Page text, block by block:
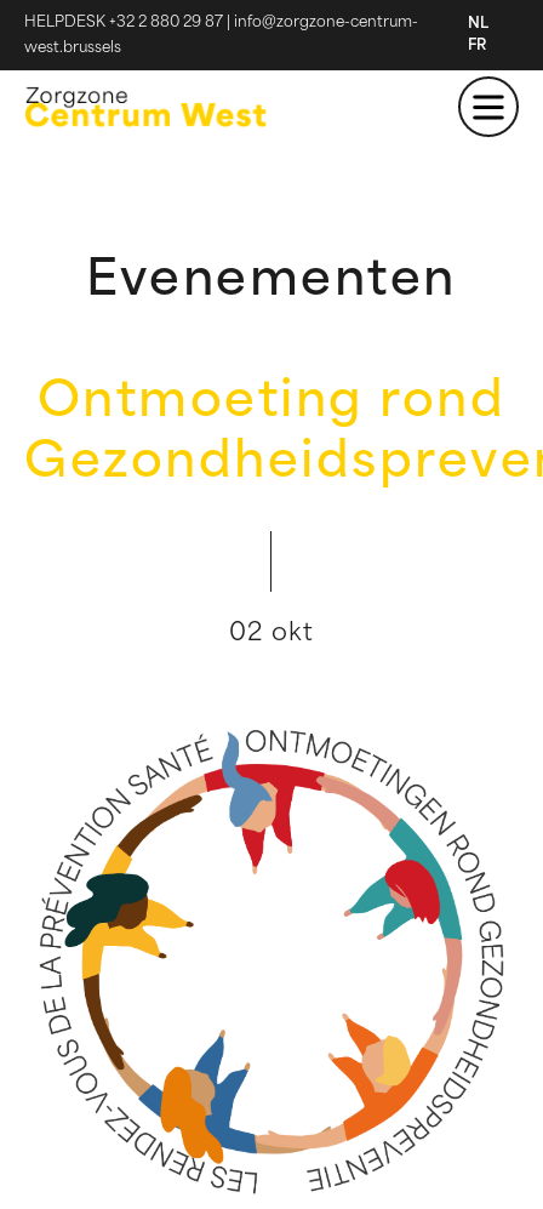
HELPDESK +32 2 880 29 87
info@zorgzone-centrum-
west.brussels
NL
FR
Evenementen
Ontmoeting rond
02 okt